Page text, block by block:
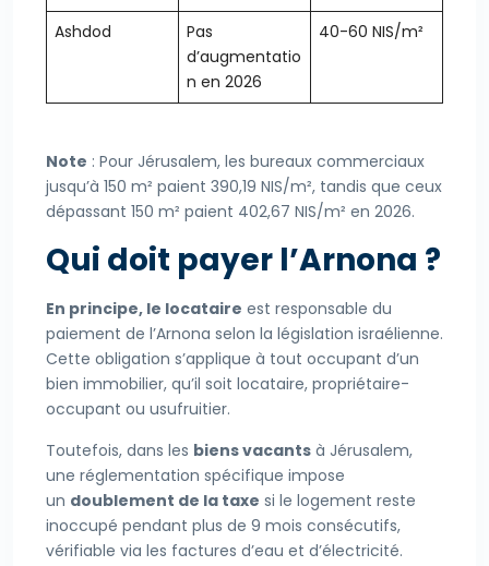
Ashdod
Pas
d’augmentatio
n en 2026
40-60 NIS/m²
Note : Pour Jérusalem, les bureaux commerciaux
jusqu’à 150 m² paient 390,19 NIS/m², tandis que ceux
dépassant 150 m² paient 402,67 NIS/m² en 2026.
Qui doit payer l’Arnona ?
En principe, le locataire est responsable du
paiement de l’Arnona selon la législation israélienne.
Cette obligation s’applique à tout occupant d’un
bien immobilier, qu’il soit locataire, propriétaire-
occupant ou usufruitier.
Toutefois, dans les biens vacants à Jérusalem,
une réglementation spécifique impose
un doublement de la taxe si le logement reste
inoccupé pendant plus de 9 mois consécutifs,
vérifiable via les factures d’eau et d’électricité.